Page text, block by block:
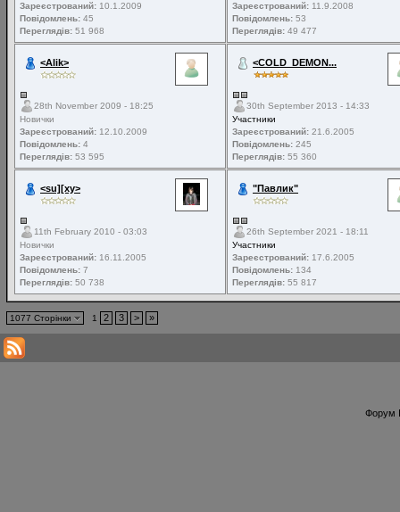
Зареєстрований: 10.1.2009
Повідомлень: 45
Переглядів: 51 968
Зареєстрований: 11.9.2008
Повідомлень: 53
Переглядів: 49 477
<Alik>
28th November 2009 - 18:25
Новички
Зареєстрований: 12.10.2009
Повідомлень: 4
Переглядів: 53 595
<COLD_DEMON...
30th September 2013 - 14:33
Участники
Зареєстрований: 21.6.2005
Повідомлень: 245
Переглядів: 55 360
<su][xy>
11th February 2010 - 03:03
Новички
Зареєстрований: 16.11.2005
Повідомлень: 7
Переглядів: 50 738
"Павлик"
26th September 2021 - 18:11
Участники
Зареєстрований: 17.6.2005
Повідомлень: 134
Переглядів: 55 817
1077 Сторінки 1 2 3 > »
Форум